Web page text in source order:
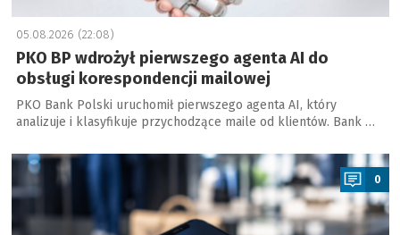
05.08.2026 (22:08)
PKO BP wdrożył pierwszego agenta AI do
obsługi korespondencji mailowej
PKO Bank Polski uruchomił pierwszego agenta AI, który
analizuje i klasyfikuje przychodzące maile od klientów. Bank …
a
0